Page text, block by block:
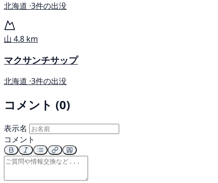
北海道 ·3件の出没
山 4.8 km
マクサンチサップ
北海道 ·3件の出没
コメント (0)
表示名
コメント